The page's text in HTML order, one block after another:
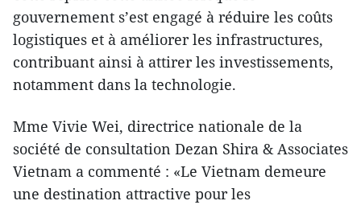
gouvernement s’est engagé à réduire les coûts
logistiques et à améliorer les infrastructures,
contribuant ainsi à attirer les investissements,
notamment dans la technologie.
Mme Vivie Wei, directrice nationale de la
société de consultation Dezan Shira & Associates
Vietnam a commenté : «Le Vietnam demeure
une destination attractive pour les